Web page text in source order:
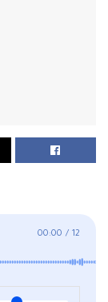
00:00 / 12